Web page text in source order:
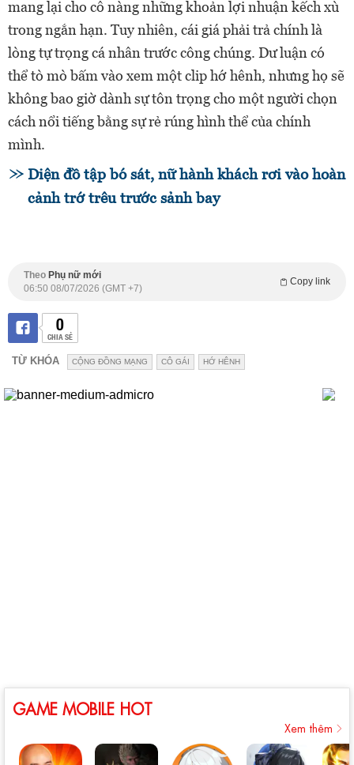
mang lại cho cô nàng những khoản lợi nhuận kếch xù
trong ngắn hạn. Tuy nhiên, cái giá phải trả chính là
lòng tự trọng cá nhân trước công chúng. Dư luận có
thể tò mò bấm vào xem một clip hớ hênh, nhưng họ sẽ
không bao giờ dành sự tôn trọng cho một người chọn
cách nổi tiếng bằng sự rẻ rúng hình thể của chính
mình.
Diện đồ tập bó sát, nữ hành khách rơi vào hoàn
cảnh trớ trêu trước sảnh bay
Theo Phụ nữ mới
Copy link
06:50 08/07/2026 (GMT +7)
0
CHIA SẺ
TỪ KHÓA CỘNG ĐỒNG MẠNG CÔ GÁI HỚ HÊNH
GAME MOBILE HOT
Xem thêm